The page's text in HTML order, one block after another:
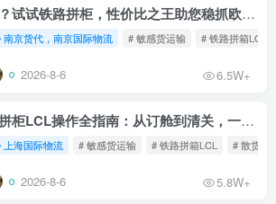
海运太慢空运太贵？试试铁路拼柜，性价比之王助您稳抓欧洲市场
南京货代，南京国际物流 # 敏感货运输 # 铁路拼箱LCL
2026-8-6 6.5W+
【行业干货】铁路拼柜LCL操作全指南：从订舱到清关，一文读懂
上海国际物流 # 敏感货运输 # 铁路拼箱LCL # 散货铁
2026-8-6 5.8W+